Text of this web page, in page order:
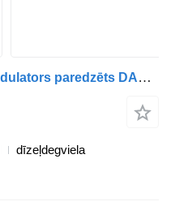
WABCO 4801061060 EBS modulators paredzēts DAF XF106 (2014-) vilcēja
dīzeļdegviela